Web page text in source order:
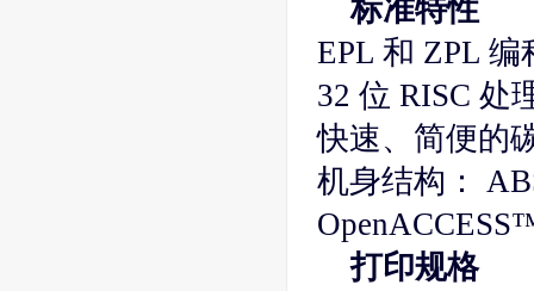
标准特性
EPL 和 ZPL 编
32 位 RISC 处
快速、简便的
机身结构：
打印规格